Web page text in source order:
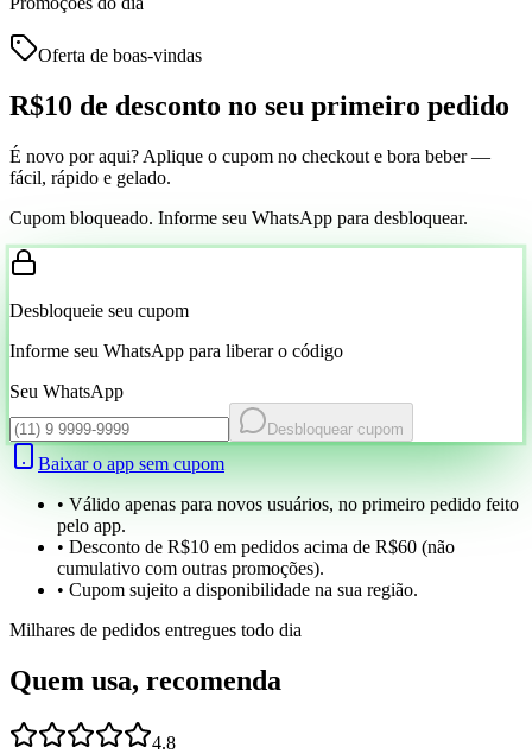
Oferta de boas-vindas
R$10 de desconto no seu primeiro pedido
É novo por aqui? Aplique o cupom no checkout e bora beber —
fácil, rápido e gelado.
Cupom bloqueado. Informe seu WhatsApp para desbloquear.
Desbloqueie seu cupom
Informe seu WhatsApp para liberar o código
Seu WhatsApp
Desbloquear cupom
Baixar o app sem cupom
• Válido apenas para novos usuários, no primeiro pedido feito
pelo app.
• Desconto de R$10 em pedidos acima de R$60 (não
cumulativo com outras promoções).
• Cupom sujeito a disponibilidade na sua região.
Milhares de pedidos entregues todo dia
Quem usa, recomenda
4.8